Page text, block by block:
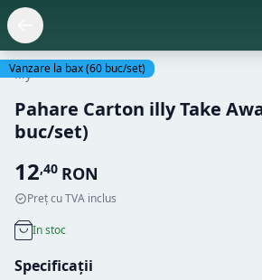
Vanzare la bax(60 buc/set)
illy
Pahare Carton illy Take
buc/set)
12,40 RON
Preț cu TVA inclus
In stoc
Specificații